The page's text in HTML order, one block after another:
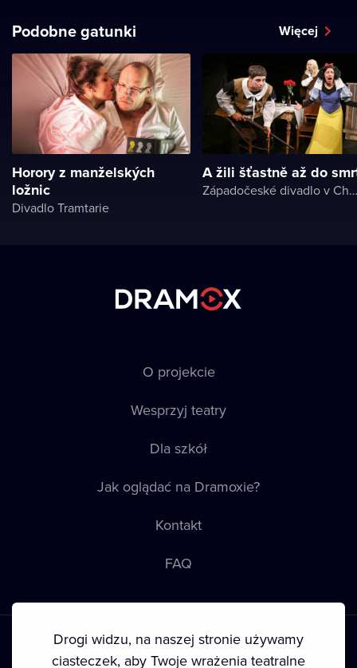
Podobne gatunki Więcej
Horory z manželských
ložnic
Divadlo Tramtarie
A žili šťastně až do
Západočeské divadlo v Chebu
O projekcie
Wesprzyj teatry
Dla szkół
Jak oglądać na Dramoxie?
Kontakt
FAQ
Drogi widzu, na naszej stronie używamy
ciasteczek, aby Twoje wrażenia teatralne